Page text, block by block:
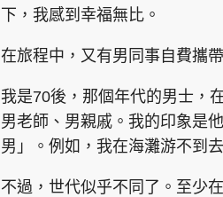
飲食玩樂
集團旗下品牌
下，我感到幸福無比。
在旅程中，又有男同事自費攜
我是70後，那個年代的男士，
男老師、男親戚。我的印象是
男」。例如，我在海灘游不到
不過，世代似乎不同了。至少